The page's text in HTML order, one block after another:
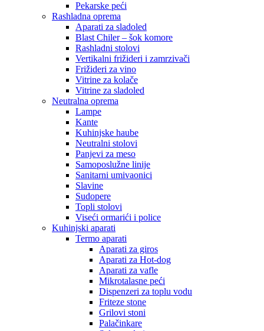
Pekarske peći
Rashladna oprema
Aparati za sladoled
Blast Chiler – šok komore
Rashladni stolovi
Vertikalni frižideri i zamrzivači
Frižideri za vino
Vitrine za kolače
Vitrine za sladoled
Neutralna oprema
Lampe
Kante
Kuhinjske haube
Neutralni stolovi
Panjevi za meso
Samoposlužne linije
Sanitarni umivaonici
Slavine
Sudopere
Topli stolovi
Viseći ormarići i police
Kuhinjski aparati
Termo aparati
Aparati za giros
Aparati za Hot-dog
Aparati za vafle
Mikrotalasne peći
Dispenzeri za toplu vodu
Friteze stone
Grilovi stoni
Palačinkare